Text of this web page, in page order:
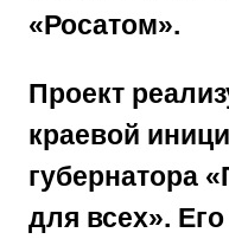
«Росатом».
Проект
краевой
губернатора
для всех».